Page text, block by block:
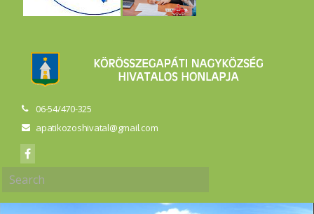
06-54/470-325
apatikozoshivatal@gmail.com